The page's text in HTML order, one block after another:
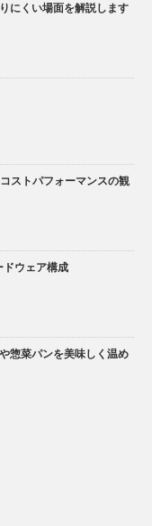
にくい場面を解説します
ストパフォーマンスの観
ドウェア構成
惣菜パンを美味しく温め